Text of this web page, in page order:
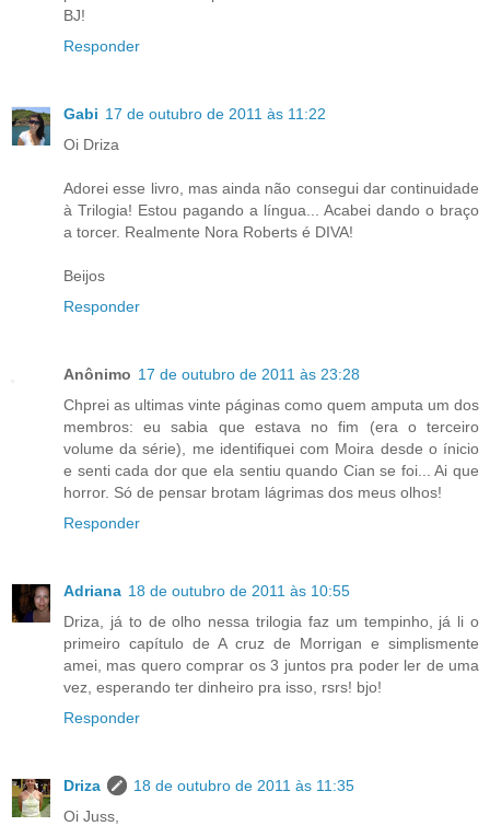
BJ!
Responder
Gabi 17 de outubro de 2011 às 11:22
Oi Driza
Adorei esse livro, mas ainda não consegui dar continuidade
à Trilogia! Estou pagando a língua... Acabei dando o braço
a torcer. Realmente Nora Roberts é DIVA!
Beijos
Responder
Anônimo 17 de outubro de 2011 às 23:28
Chprei as ultimas vinte páginas como quem amputa um dos
membros: eu sabia que estava no fim (era o terceiro
volume da série), me identifiquei com Moira desde o ínicio
e senti cada dor que ela sentiu quando Cian se foi... Ai que
horror. Só de pensar brotam lágrimas dos meus olhos!
Responder
Adriana 18 de outubro de 2011 às 10:55
Driza, já to de olho nessa trilogia faz um tempinho, já li o
primeiro capítulo de A cruz de Morrigan e simplismente
amei, mas quero comprar os 3 juntos pra poder ler de uma
vez, esperando ter dinheiro pra isso, rsrs! bjo!
Responder
Driza
18 de outubro de 2011 às 11:35
Oi Juss,